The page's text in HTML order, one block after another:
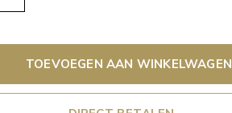
TOEVOEGEN AAN WINKELWAGEN